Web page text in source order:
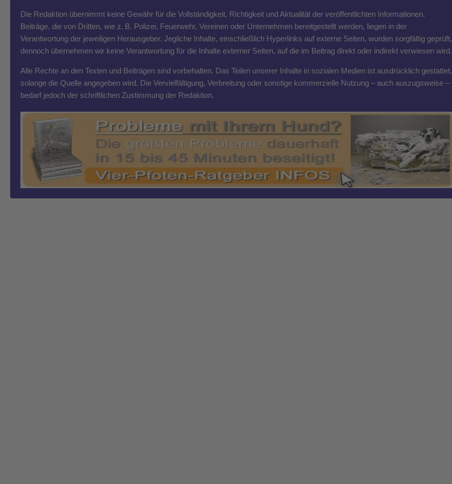
Die Redaktion übernimmt keine Gewähr für die Vollständigkeit, Richtigkeit und Aktualität der veröffentlichten Informationen.
Beiträge, die von Dritten, wie z. B. Polizei, Feuerwehr, Vereinen oder Unternehmen bereitgestellt werden, liegen in der
Verantwortung der jeweiligen Herausgeber. Jegliche Inhalte, einschließlich Hyperlinks auf externe Seiten, wurden sorgfältig geprüft,
dennoch übernehmen wir keine Verantwortung für die Inhalte externer Seiten, auf die im Beitrag direkt oder indirekt verwiesen wird.
Alle Rechte an den Texten und Beiträgen sind vorbehalten. Das Teilen unserer Inhalte in sozialen Medien ist ausdrücklich gestattet,
solange die Quelle angegeben wird. Die Vervielfältigung, Verbreitung oder sonstige kommerzielle Nutzung – auch auszugsweise –
bedarf jedoch der schriftlichen Zustimmung der Redaktion.